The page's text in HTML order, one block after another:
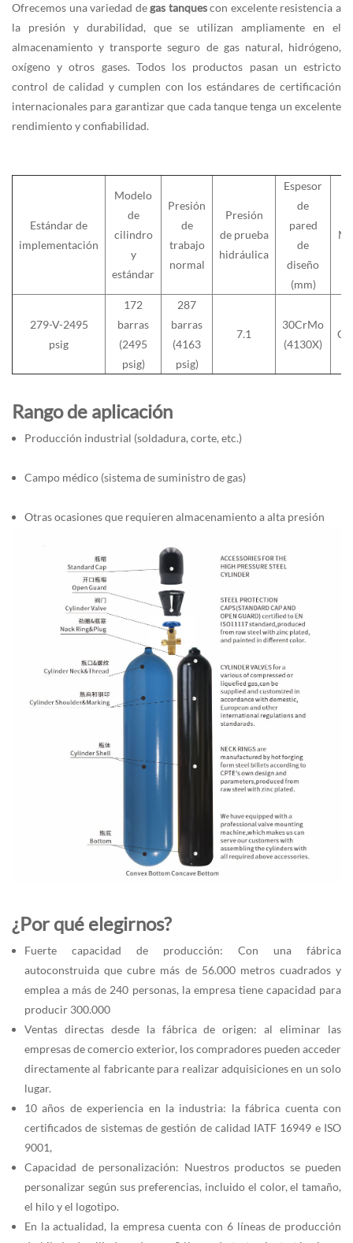
Ofrecemos una variedad degas tanquescon excelente resistencia a
la presión y durabilidad, que se utilizan ampliamente en el
almacenamiento y transporte seguro de gas natural, hidrógeno,
oxígeno y otros gases. Todos los productos pasan un estricto
control de calidad y cumplen con los estándares de certificación
internacionales para garantizar que cada tanque tenga un excelente
rendimiento y confiabilidad.
Estándar de
implementación
Modelo
de
cilindro
y
estándar
Presión
de
trabajo
normal
Presión
de prueba
hidráulica
Espesor
de
pared
de
diseño
(mm)
279-V-2495
psig
172
barras
(2495
psig)
287
barras
(4163
psig)
7.1
30CrMo
(4130X)
Rango de aplicación
Producción industrial (soldadura, corte, etc.)
Campo médico (sistema de suministro de gas)
Otras ocasiones que requieren almacenamiento a alta presión
¿Por qué elegirnos?
Fuerte capacidad de producción: Con una fábrica
autoconstruida que cubre más de 56.000 metros cuadrados y
emplea a más de 240 personas, la empresa tiene capacidad para
producir 300.000
Ventas directas desde la fábrica de origen: al eliminar las
empresas de comercio exterior, los compradores pueden acceder
directamente al fabricante para realizar adquisiciones en un solo
lugar.
10 años de experiencia en la industria: la fábrica cuenta con
certificados de sistemas de gestión de calidad IATF 16949 e ISO
9001,
Capacidad de personalización: Nuestros productos se pueden
personalizar según sus preferencias, incluido el color, el tamaño,
el hilo y el logotipo.
En la actualidad, la empresa cuenta con 6 líneas de producción